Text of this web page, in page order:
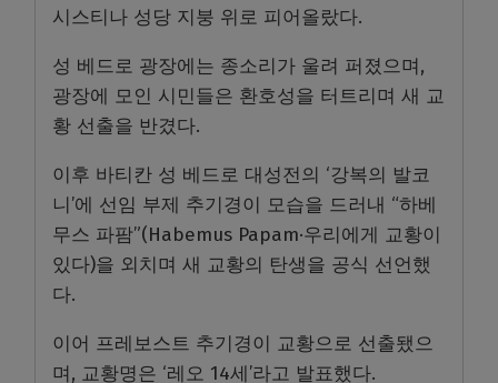
시스티나 성당 지붕 위로 피어올랐다.
성 베드로 광장에는 종소리가 울려 퍼졌으며,
광장에 모인 시민들은 환호성을 터트리며 새 교
황 선출을 반겼다.
이후 바티칸 성 베드로 대성전의 ‘강복의 발코
니’에 선임 부제 추기경이 모습을 드러내 “하베
무스 파팜”(Habemus Papam·우리에게 교황이
있다)을 외치며 새 교황의 탄생을 공식 선언했
다.
이어 프레보스트 추기경이 교황으로 선출됐으
며, 교황명은 ‘레오 14세’라고 발표했다.